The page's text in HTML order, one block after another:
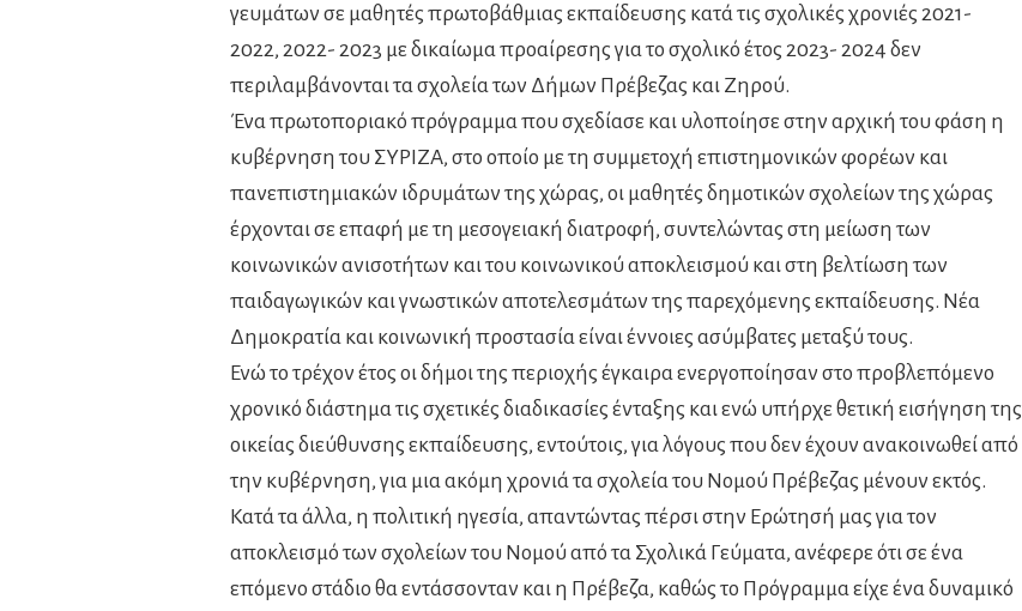
γευμάτων σε μαθητές πρωτοβάθμιας εκπαίδευσης κατά τις σχολικές χρονιές 2021-
2022, 2022- 2023 με δικαίωμα προαίρεσης για το σχολικό έτος 2023- 2024 δεν
περιλαμβάνονται τα σχολεία των Δήμων Πρέβεζας και Ζηρού.
Ένα πρωτοποριακό πρόγραμμα που σχεδίασε και υλοποίησε στην αρχική του φάση η
κυβέρνηση του ΣΥΡΙΖΑ, στο οποίο με τη συμμετοχή επιστημονικών φορέων και
πανεπιστημιακών ιδρυμάτων της χώρας, οι μαθητές δημοτικών σχολείων της χώρας
έρχονται σε επαφή με τη μεσογειακή διατροφή, συντελώντας στη μείωση των
κοινωνικών ανισοτήτων και του κοινωνικού αποκλεισμού και στη βελτίωση των
παιδαγωγικών και γνωστικών αποτελεσμάτων της παρεχόμενης εκπαίδευσης. Νέα
Δημοκρατία και κοινωνική προστασία είναι έννοιες ασύμβατες μεταξύ τους.
Ενώ το τρέχον έτος οι δήμοι της περιοχής έγκαιρα ενεργοποίησαν στο προβλεπόμενο
χρονικό διάστημα τις σχετικές διαδικασίες ένταξης και ενώ υπήρχε θετική εισήγηση της
οικείας διεύθυνσης εκπαίδευσης, εντούτοις, για λόγους που δεν έχουν ανακοινωθεί από
την κυβέρνηση, για μια ακόμη χρονιά τα σχολεία του Νομού Πρέβεζας μένουν εκτός.
Κατά τα άλλα, η πολιτική ηγεσία, απαντώντας πέρσι στην Ερώτησή μας για τον
αποκλεισμό των σχολείων του Νομού από τα Σχολικά Γεύματα, ανέφερε ότι σε ένα
επόμενο στάδιο θα εντάσσονταν και η Πρέβεζα, καθώς το Πρόγραμμα είχε ένα δυναμικό